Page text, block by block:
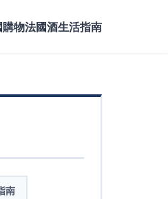
購物法國酒生活指南
南